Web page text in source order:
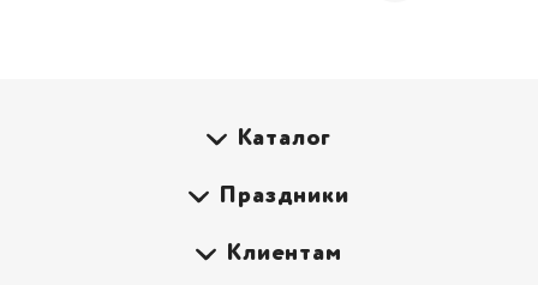
Каталог
Праздники
Клиентам